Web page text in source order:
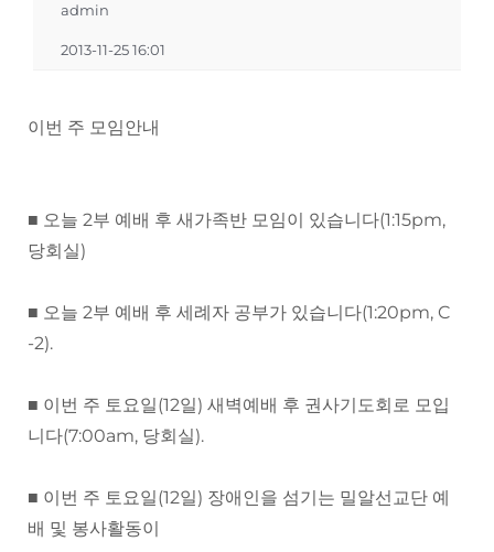
admin
2013-11-25 16:01
이번 주 모임안내
■ 오늘 2부 예배 후 새가족반 모임이 있습니다(1:15pm,
당회실)
■ 오늘 2부 예배 후 세례자 공부가 있습니다(1:20pm, C
-2).
■ 이번 주 토요일(12일) 새벽예배 후 권사기도회로 모입
니다(7:00am, 당회실).
■ 이번 주 토요일(12일) 장애인을 섬기는 밀알선교단 예
배 및 봉사활동이